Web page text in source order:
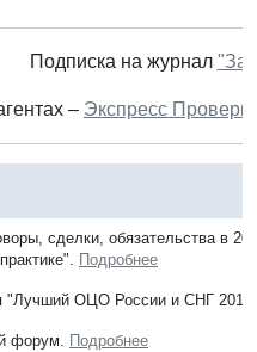
Подписка на журнал
– Экспресс
сделки, обязательства в
Подробнее
"Лучший ОЦО России и СНГ
форум. Подробнее